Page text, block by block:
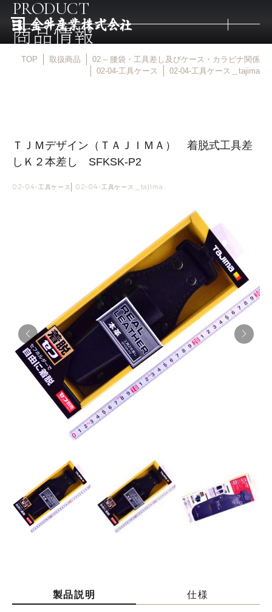
取扱メーカー
金井産業の強み
採用情報
お問い合わせはこちら
PRODUCT
商品情報
TOP 取扱商品
02 – 腰袋・工具差し及びケース・カラビナ関係
02-04-工具ケース
02-04-工具ケース＿tajima
ＴＪＭデザイン（ＴＡＪＩＭＡ） 着脱式工具差
しＫ２本差し SFKSK-P2
02-04-工具ケース 02-04-工具ケース＿tajima
製品説明 仕様